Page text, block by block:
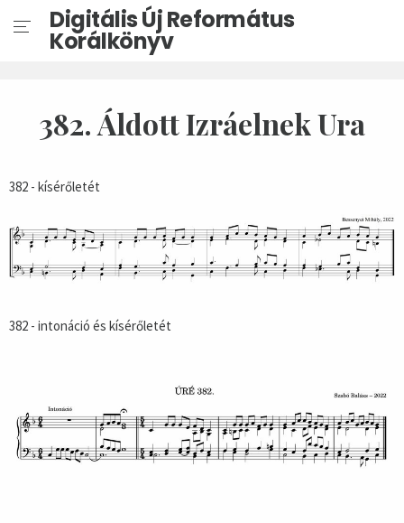
Digitális Új Református
Korálkönyv
382. Áldott Izráelnek Ura
382 - kísérőletét
382 - intonáció és kísérőletét